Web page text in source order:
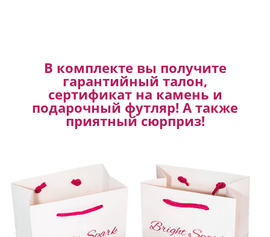
В комплекте вы получите
гарантийный талон,
сертификат на камень и
подарочный футляр! А также
приятный сюрприз!